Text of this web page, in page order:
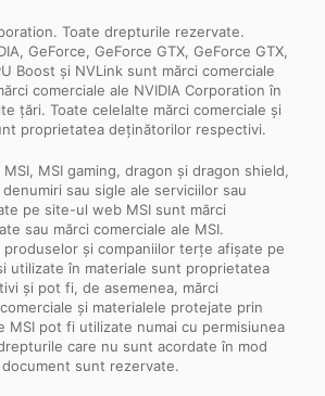
Toate drepturile rezervate.
GeForce, GeForce GTX, GeForce GTX,
Boost și NVLink sunt mărci comerciale
comerciale ale NVIDIA Corporation în
țări. Toate celelalte mărci comerciale și
proprietatea deținătorilor respectivi.
MSI gaming, dragon și dragon shield,
sau sigle ale serviciilor sau
pe site-ul web MSI sunt mărci
sau mărci comerciale ale MSI.
produselor și companiilor terțe afișate pe
utilizate în materiale sunt proprietatea
și pot fi, de asemenea, mărci
și materialele protejate prin
MSI pot fi utilizate numai cu permisiunea
care nu sunt acordate în mod
sunt rezervate.